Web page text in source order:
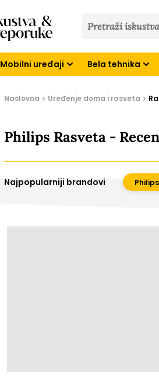
&
Mobilni uređaji Bela tehnika
Naslovna Uređenje doma i rasveta
Philips Rasveta -
Najpopularniji brandovi Philips